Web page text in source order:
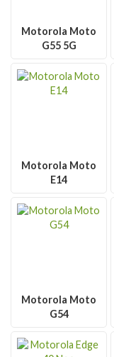
Motorola Moto
G55 5G
Motorola Moto
E14
Motorola Moto
G54